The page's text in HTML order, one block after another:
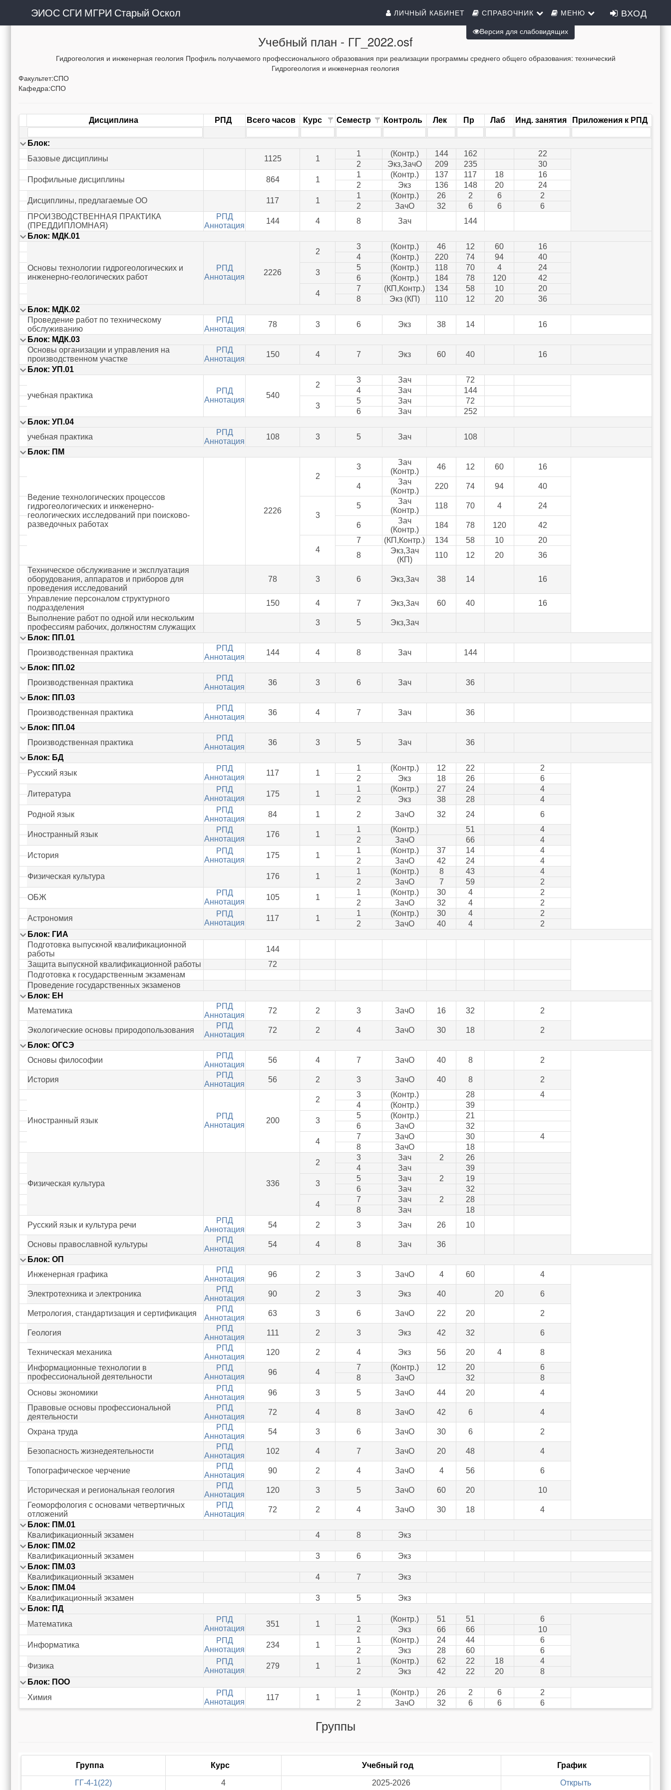
ЭИОС СГИ МГРИ Старый Оскол ЛИЧНЫЙ КАБИНЕТ СПРАВОЧНИК МЕНЮ ВХОД
Учебный план - ГГ_2022.osf
Гидрогеология и инженерная геология Профиль получаемого профессионального образования при реализации программы среднего общего образования: технический
Гидрогеология и инженерная геология
Факультет:СПО
Кафедра:СПО
Дисциплина РПД Всего часов Курс Семестр Контроль Лек Пр Лаб Инд. занятия Приложения к РПД
Блок:
Базовые дисциплины
1125 1
1 (Контр.) 144 162
22
2
Экз,ЗачО 209 235
30
Профильные дисциплины
864 1
1 (Контр.) 137 117 18
16
2
Экз 136 148 20
24
Дисциплины, предлагаемые ОО
117 1
1 (Контр.) 26 2 6
2
2
ЗачО 32 6 6
6
ПРОИЗВОДСТВЕННАЯ ПРАКТИКА
(ПРЕДДИПЛОМНАЯ)
РПД
Аннотация
144 4 8 Зач
144
Блок: МДК.01
Основы технологии гидрогеологических и
инженерно-геологических работ
РПД
Аннотация
2226
2
3 (Контр.) 46 12 60
16
4
(Контр.) 220 74 94
40
3
5 (Контр.) 118 70 4
24
6
(Контр.) 184 78 120
42
4
7 (КП,Контр.) 134 58 10
20
8
Экз (КП) 110 12 20
36
Блок: МДК.02
Проведение работ по техническому
обслуживанию
РПД
Аннотация
78 3 6 Экз 38 14
16
Блок: МДК.03
Основы организации и управления на
производственном участке
РПД
Аннотация
150 4 7 Экз 60 40
16
Блок: УП.01
учебная практика
РПД
Аннотация
540
2
3 Зач
72
4
Зач
144
3
5 Зач
72
6
Зач
252
Блок: УП.04
учебная практика
РПД
Аннотация
108 3 5 Зач
108
Блок: ПМ
Ведение технологических процессов
гидрогеологических и инженерно-
геологических исследований при поисково-
разведочных работах
2226
2
3
Зач
(Контр.)
46 12 60 16
4
Зач
(Контр.)
220 74 94 40
3
5
Зач
(Контр.)
118 70 4 24
6
Зач
(Контр.)
184 78 120 42
4
7 (КП,Контр.) 134 58 10
20
8
Экз,Зач
(КП)
110 12 20
36
Техническое обслуживание и эксплуатация
оборудования, аппаратов и приборов для
проведения исследований
78 3 6 Экз,Зач 38 14 16
Управление персоналом структурного
подразделения
150 4 7 Экз,Зач 60 40
16
Выполнение работ по одной или нескольким
профессиям рабочих, должностям служащих
3 5
Экз,Зач
Блок: ПП.01
Производственная практика
РПД
Аннотация
144 4 8 Зач
144
Блок: ПП.02
Производственная практика
РПД
Аннотация
36 3 6 Зач
36
Блок: ПП.03
Производственная практика
РПД
Аннотация
36 4 7 Зач
36
Блок: ПП.04
Производственная практика
РПД
Аннотация
36 3 5 Зач
36
Блок: БД
Русский язык
РПД
Аннотация
117 1
1 (Контр.) 12 22
2
2
Экз 18 26
6
Литература
РПД
Аннотация
175 1
1 (Контр.) 27 24
4
2
Экз 38 28
4
Родной язык
РПД
Аннотация
84 1 2 ЗачО 32 24 6
Иностранный язык
РПД
Аннотация
176 1
1 (Контр.) 51
4
2
ЗачО 66
4
История
РПД
Аннотация
175 1
1 (Контр.) 37 14
4
2
ЗачО 42 24
4
Физическая культура
176 1
1 (Контр.) 8 43
4
2
ЗачО 7 59
2
ОБЖ
РПД
Аннотация
105 1
1 (Контр.) 30 4
2
2
ЗачО 32 4
2
Астрономия
РПД
Аннотация
117 1
1 (Контр.) 30 4
2
2
ЗачО 40 4
2
Блок: ГИА
Подготовка выпускной квалификационной
работы
144
Защита выпускной квалификационной работы
72
Подготовка к государственным экзаменам
Проведение государственных экзаменов
Блок: ЕН
Математика
РПД
Аннотация
72 2 3 ЗачО 16 32 2
Экологические основы природопользования
РПД
Аннотация
72 2 4 ЗачО 30 18
2
Блок: ОГСЭ
Основы философии
РПД
Аннотация
56 4 7 ЗачО 40 8 2
История
РПД
Аннотация
56 2 3 ЗачО 40 8 2
Иностранный язык
РПД
Аннотация
200
2
3 (Контр.) 28
4
4
(Контр.)
39
3
5 (Контр.)
21
6
ЗачО
32
4
7 ЗачО 30
4
8
ЗачО 18
Физическая культура 336
2
3 Зач 2
26
4
Зач
39
3
5 Зач 2
19
6
Зач
32
4
7 Зач 2
28
8
Зач
18
Русский язык и культура речи
РПД
Аннотация
54 2 3 Зач 26 10
Основы православной культуры
РПД
Аннотация
54 4 8 Зач
36
Блок: ОП
Инженерная графика
РПД
Аннотация
96 2 3 ЗачО 4 60 4
Электротехника и электроника
РПД
Аннотация
90 2 3 Экз 40 20 6
Метрология, стандартизация и сертификация
РПД
Аннотация
63 3 6 ЗачО 22 20 2
Геология
РПД
Аннотация
111 2 3 Экз 42 32 6
Техническая механика
РПД
Аннотация
120 2 4 Экз 56 20 4
8
Информационные технологии в
профессиональной деятельности
РПД
Аннотация
96 4
7 (Контр.) 12 20
6
8
ЗачО 32
8
Основы экономики
РПД
Аннотация
96 3 5 ЗачО 44 20
4
Правовые основы профессиональной
деятельности
РПД
Аннотация
72 4 8 ЗачО 42 6 4
Охрана труда
РПД
Аннотация
54 3 6 ЗачО 30 6 2
Безопасность жизнедеятельности
РПД
Аннотация
102 4 7 ЗачО 20 48 4
Топографическое черчение
РПД
Аннотация
90 2 4 ЗачО 4 56 6
Историческая и региональная геология
РПД
Аннотация
120 3 5 ЗачО 60 20
10
Геоморфология с основами четвертичных
отложений
РПД
Аннотация
72 2 4 ЗачО 30 18
4
Блок: ПM.01
Квалификационный экзамен
4 8
Экз
Блок: ПM.02
Квалификационный экзамен
3 6
Экз
Блок: ПM.03
Квалификационный экзамен
4 7
Экз
Блок: ПM.04
Квалификационный экзамен
3 5
Экз
Блок: ПД
Математика
РПД
Аннотация
351 1
1 (Контр.) 51 51
6
2
Экз 66 66
10
Информатика
РПД
Аннотация
234 1
1 (Контр.) 24 44
6
2
Экз 28 60
6
Физика
РПД
Аннотация
279 1
1 (Контр.) 62 22 18
4
2
Экз 42 22 20
8
Блок: ПОО
Химия
РПД
Аннотация
117 1
1 (Контр.) 26 2 6
2
2
ЗачО 32 6 6 6
Группы
Группа Курс Учебный год График
ГГ-4-1(22) 4 2025-2026 Открыть
Версия для слабовидящих